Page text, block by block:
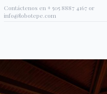
Contáctenos en + 505 8887 4167 or
info@lobotepe.com